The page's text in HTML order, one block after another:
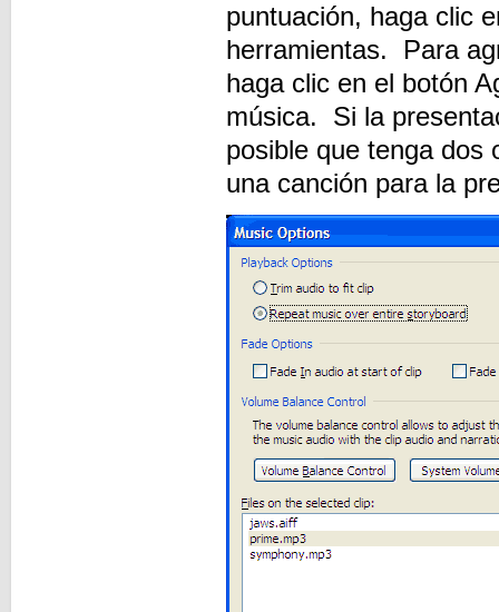
puntuación, haga clic
herramientas. Para
haga clic en el botón
música. Si la
posible que tenga dos
una canción para la